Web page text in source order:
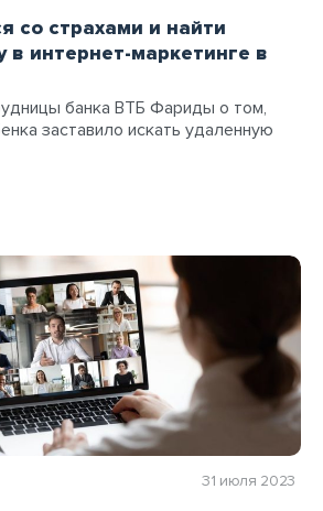
со страхами и найти
в интернет-маркетинге в
банка ВТБ Фариды о том,
заставило искать удаленную
31 июля 2023